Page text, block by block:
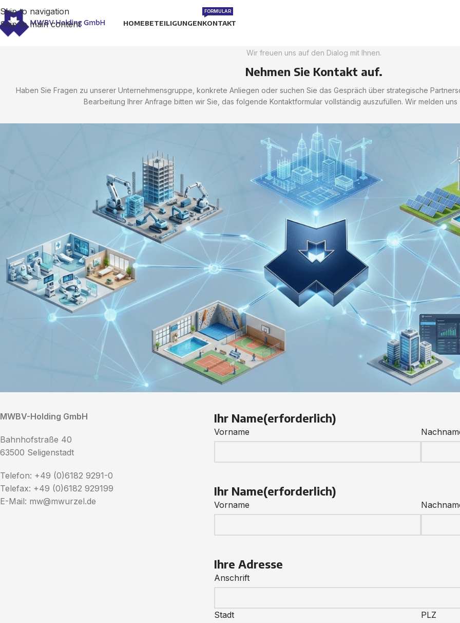
Skip to navigation
Skip to main content
HOMEBETEILIGUNGENKONTAKT
FORMULAR
Wir freuen uns auf den Dialog mit Ihnen.
Nehmen Sie Kontakt auf.
Haben Sie Fragen zu unserer Unternehmensgruppe, konkrete Anliegen oder suchen Sie das Gespräch über strategische
Bearbeitung Ihrer Anfrage bitten wir Sie, das folgende Kontaktformular vollständig auszufüllen. Wir melden
MWBV-Holding GmbH
Bahnhofstraße 40
63500 Seligenstadt
Telefon: +49 (0)6182 9291-0
Telefax: +49 (0)6182 929199
E-Mail: mw@mwurzel.de
Ihr Name(erforderlich)
Vorname
Ihr Name(erforderlich)
Vorname
Ihre Adresse
Anschrift
Stadt PLZ